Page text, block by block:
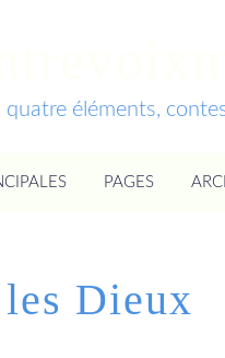
quatre éléments,
PAGES
Dieux